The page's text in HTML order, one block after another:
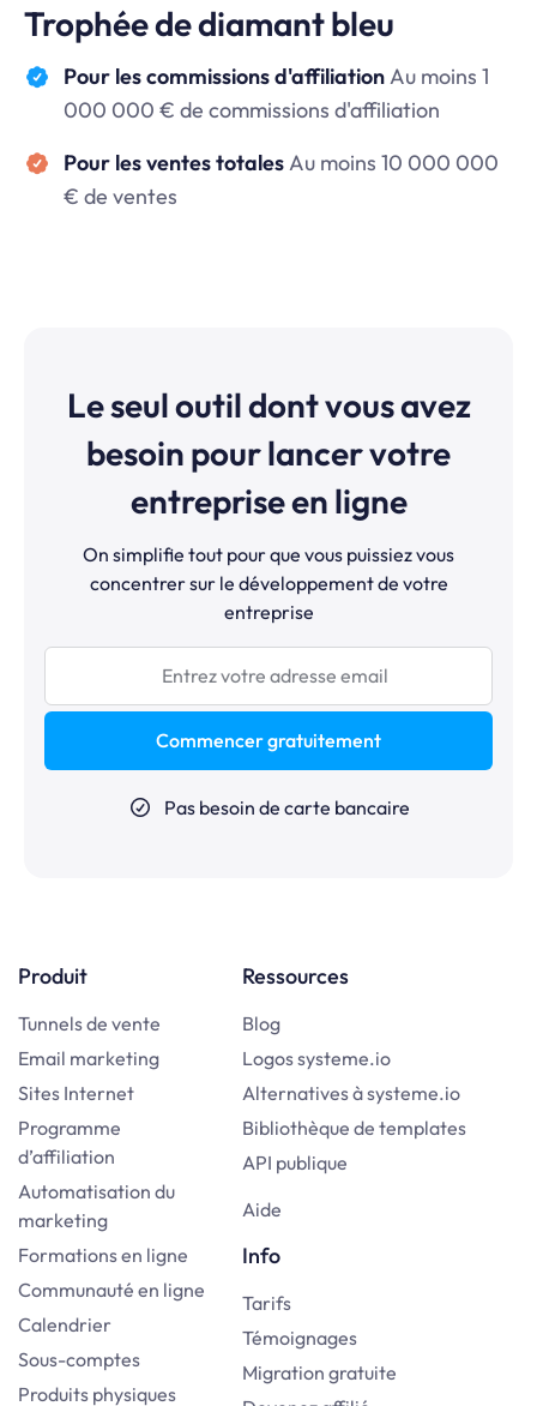
Trophée de diamant bleu
Pour les commissions d'affiliationAu moins 1
000 000 € de commissions d'affiliation
Pour les ventes totalesAu moins 10 000 000
€ de ventes
Le seul outil dont vous avez
besoin pour lancer votre
entreprise en ligne
On simplifie tout pour que vous puissiez vous
concentrer sur le développement de votre
entreprise
Commencer gratuitement
Pas besoin de carte bancaire
Produit
Tunnels de vente
Email marketing
Sites Internet
Programme
d’affiliation
Automatisation du
marketing
Formations en ligne
Communauté en ligne
Calendrier
Sous-comptes
Produits physiques
Ressources
Blog
Logos systeme.io
Alternatives à systeme.io
Bibliothèque de templates
API publique
Aide
Info
Tarifs
Témoignages
Migration gratuite